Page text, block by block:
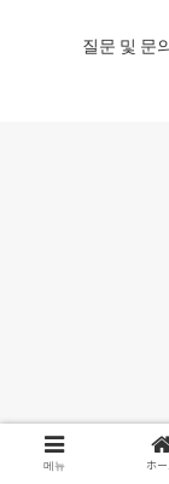
질문 및 문
메뉴 ホ